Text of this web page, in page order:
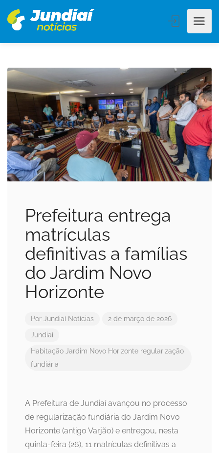
Prefeitura entrega
matrículas
definitivas a famílias
do Jardim Novo
Horizonte
Por Jundiaí Notícias 2 de março de 2026
Jundiaí
Habitação Jardim Novo Horizonte regularização
fundiária
A Prefeitura de Jundiaí avançou no processo
de regularização fundiária do Jardim Novo
Horizonte (antigo Varjão) e entregou, nesta
quinta-feira (26), 11 matrículas definitivas a